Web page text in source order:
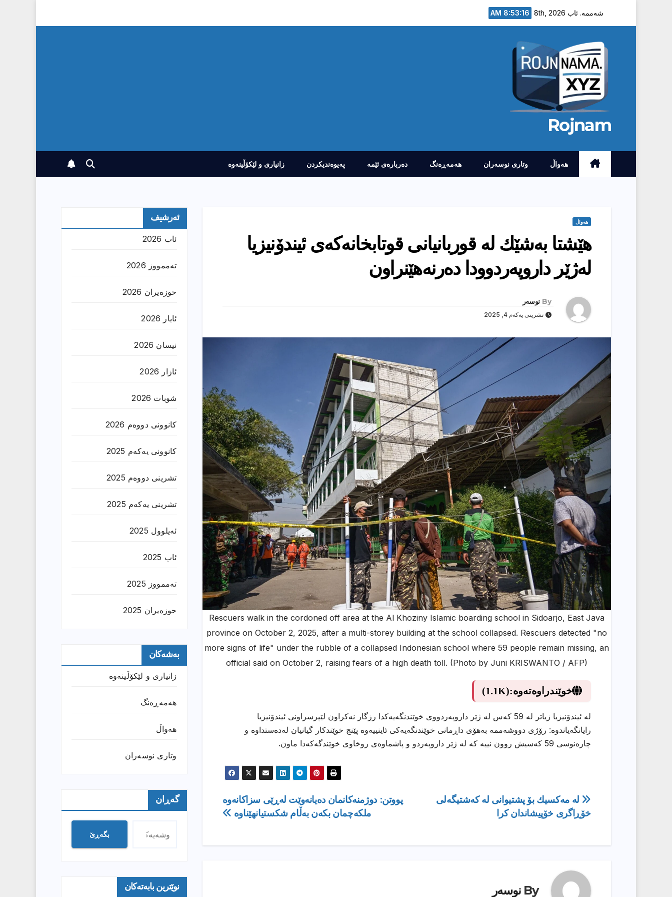
شەممە. ئاب 8th, 2026 8:53:17 AM
Rojnam
هەواڵ وتارى نوسەران هەمەڕەنگ دەربارەى ئێمە پەیوەندیکردن زانیارى و لێکۆڵینەوە
هەواڵ
هێشتا به‌شێك له‌ قوربانیانی قوتابخانه‌كه‌ی ئیندۆنیزیا
له‌ژێر داروپه‌ردوودا ده‌رنه‌هێنراون
By نوسەر
تشرینی یەکەم 4, 2025
Rescuers walk in the cordoned off area at the Al Khoziny Islamic boarding school in Sidoarjo, East Java
province on October 2, 2025, after a multi-storey building at the school collapsed. Rescuers detected "no
more signs of life" under the rubble of a collapsed Indonesian school where 59 people remain missing, an
official said on October 2, raising fears of a high death toll. (Photo by Juni KRISWANTO / AFP)
خوێندراوەتەوە:(1.1K)
لە ئیندۆنیزیا زیاتر لە 59 كەس لە ژێر داروپەردووی خوێندنگەیەكدا رزگار نەكراون لێپرسراونی ئیندۆنیزیا
رایانگەیاندوە: رۆژی دووشەممە بەهۆی داڕمانی خوێندنگەیەکی ئاینییەوە پێنج خوێندكار گیانیان لەدەستداوە و
چارەنوسی 59 كەسیش روون نییە كە لە ژێر داروپەردو و پاشماوەی روخاوی خوێندگەكەدا ماون.
ڕێدۆزیی
بابەت
پووتن: دوژمنەكانمان دەیانەوێت لەڕێی سزاكانەوە
ملكەچمان بكەن بەڵام شكستیانهێناوە
له‌ مه‌كسیك بۆ پشتیوانی له‌ كه‌شتیگه‌لی
خۆڕاگری خۆپیشاندان كرا
By نوسەر
ئەرشیف
ئاب 2026
تەممووز 2026
حوزه‌یران 2026
ئایار 2026
نیسان 2026
ئازار 2026
شوبات 2026
کانوونی دووەم 2026
کانوونی یەکەم 2025
تشرینی دووەم 2025
تشرینی یەکەم 2025
ئەیلوول 2025
ئاب 2025
تەممووز 2025
حوزه‌یران 2025
بەشەکان
زانیارى و لێکۆڵینەوە
هەمەڕەنگ
هەواڵ
وتارى نوسەران
گەڕان
بگەڕێ
نوێترین بابەتەکان